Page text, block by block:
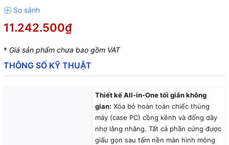
11.242.500₫
* Giá sản phẩm chưa bao gồm VAT
THÔNG SỐ KỸ THUẬT
Thiết kế All-in-One tối giản không
gian: Xóa bỏ hoàn toàn chiếc thùng
máy (case PC) cồng kềnh và đống dây
nhợ lằng nhằng. Tất cả phần cứng được
giấu gọn sau tấm nền màn hình mỏng